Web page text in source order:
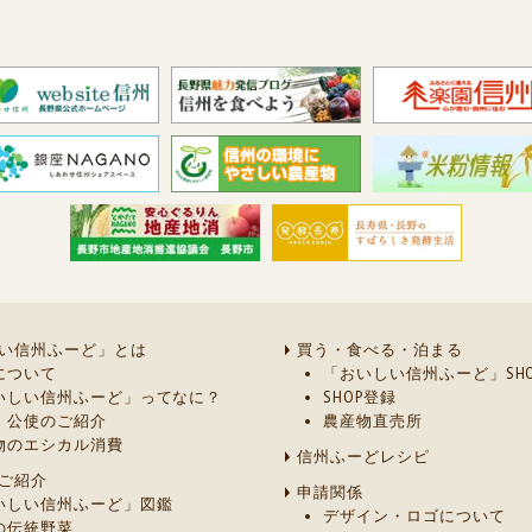
信州ふーど」とは
ついて
しい信州ふーど」ってなに？
公使のご紹介
のエシカル消費
紹介
しい信州ふーど」図鑑
伝統野菜
買う・食べる・泊まる
「おいしい信州ふーど」
SHOP登録
農産物直売所
信州ふーどレシピ
申請関係
デザイン・ロゴについて